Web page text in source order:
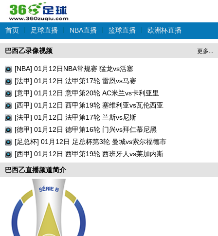
首页 足球直播 NBA直播 篮球直播 欧洲杯直播
更多...
巴西乙录像视频
[NBA] 01月12日NBA常规赛 猛龙vs活塞
[法甲] 01月12日 法甲第17轮 雷恩vs马赛
[意甲] 01月12日 意甲第20轮 AC米兰vs卡利亚里
[西甲] 01月12日 西甲第19轮 塞维利亚vs瓦伦西亚
[法甲] 01月12日 法甲第17轮 兰斯vs尼斯
[德甲] 01月12日 德甲第16轮 门兴vs拜仁慕尼黑
[足总杯] 01月12日 足总杯第3轮 曼城vs索尔福德市
[西甲] 01月12日 西甲第19轮 西班牙人vs莱加内斯
巴西乙直播频道简介